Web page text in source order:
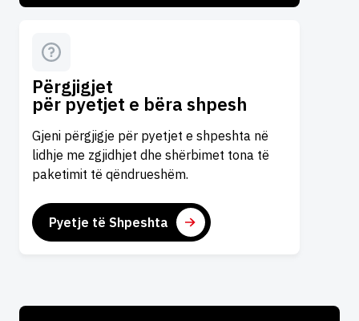
Përgjigjet
për pyetjet e bëra shpesh
Gjeni përgjigje për pyetjet e shpeshta në
lidhje me zgjidhjet dhe shërbimet tona të
paketimit të qëndrueshëm.
Pyetje të Shpeshta